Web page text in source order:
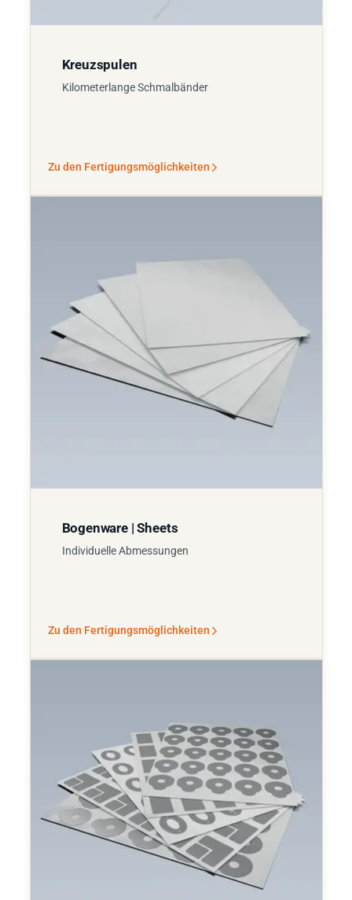
Kreuzspulen
Kilometerlange Schmalbänder
Zu den Fertigungsmöglichkeiten
Bogenware | Sheets
Individuelle Abmessungen
Zu den Fertigungsmöglichkeiten